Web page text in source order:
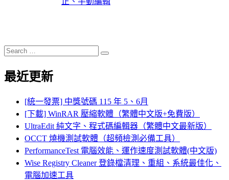
Search
for:
Search
最近更新
[統一發票] 中獎號碼 115 年 5、6月
[下載] WinRAR 壓縮軟體（繁體中文版+免費版）
UltraEdit 純文字、程式碼編輯器（繁體中文最新版）
OCCT 燒機測試軟體（超頻檢測必備工具）
PerformanceTest 電腦效能、運作速度測試軟體(中文版)
Wise Registry Cleaner 登錄檔清理、重組、系統最佳化、
電腦加速工具